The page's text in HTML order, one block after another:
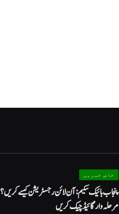
خاص خبریں
پنجاب بائیک سکیم: آن لائن رجسٹریشن کیسے کریں؟
مرحلہ وار گائیڈ چیک کریں